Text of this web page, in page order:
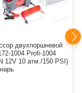
двухпоршневой
1004 Profi-1004
12V 10 атм./150 PSI)